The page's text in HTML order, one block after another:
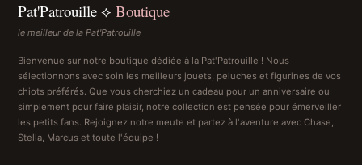
Pat'Patrouille ⟡ Boutique
le meilleur de la Pat'Patrouille
Bienvenue sur notre boutique dédiée à la Pat'Patrouille ! Nous
sélectionnons avec soin les meilleurs jouets, peluches et figurines de vos
chiots préférés. Que vous cherchiez un cadeau pour un anniversaire ou
simplement pour faire plaisir, notre collection est pensée pour émerveiller
les petits fans. Rejoignez notre meute et partez à l'aventure avec Chase,
Stella, Marcus et toute l'équipe !